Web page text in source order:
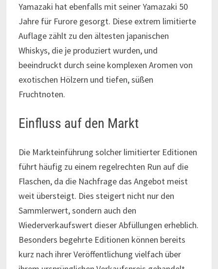
Yamazaki hat ebenfalls mit seiner Yamazaki 50
Jahre für Furore gesorgt. Diese extrem limitierte
Auflage zählt zu den ältesten japanischen
Whiskys, die je produziert wurden, und
beeindruckt durch seine komplexen Aromen von
exotischen Hölzern und tiefen, süßen
Fruchtnoten.
Einfluss auf den Markt
Die Markteinführung solcher limitierter Editionen
führt häufig zu einem regelrechten Run auf die
Flaschen, da die Nachfrage das Angebot meist
weit übersteigt. Dies steigert nicht nur den
Sammlerwert, sondern auch den
Wiederverkaufswert dieser Abfüllungen erheblich.
Besonders begehrte Editionen können bereits
kurz nach ihrer Veröffentlichung vielfach über